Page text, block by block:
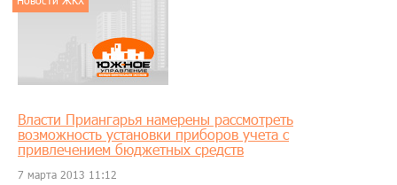
Власти Приангарья намерены рассмотреть
возможность установки приборов учета с
привлечением бюджетных средств
7 марта 2013 11:12